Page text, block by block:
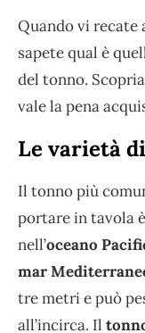
Quando vi recate
sapete qual è
del tonno.
vale la pena
Le varietà
Il tonno più
portare in tavola
nell’oceano
mar
tre metri e può
all’incirca. Il